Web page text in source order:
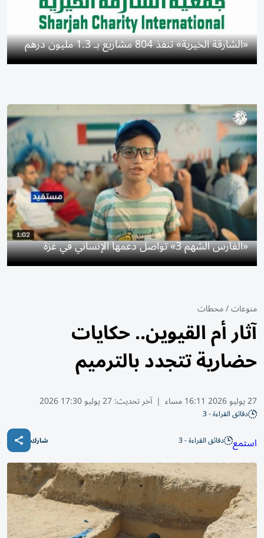
«الشارقة الخيرية» تنفذ 804 مشاريع بـ 1.3 مليون درهم
«الفارس الشهم 3» تواصل دعمها الإنساني في غزة
منوعات/محطات
آثار أم القيوين.. حكايات
حضارية تتجدد بالترميم
27 يوليو 2026 16:11 مساء | آخر تحديث:27 يوليو 17:30 2026
دقائق القراءة - 3
استمع دقائق القراءة - 3 شارك